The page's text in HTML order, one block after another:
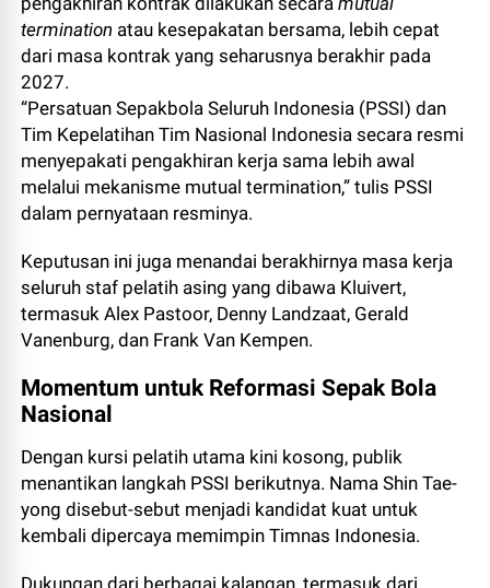
termination atau kesepakatan bersama, lebih cepat
dari masa kontrak yang seharusnya berakhir pada
2027.
“Persatuan Sepakbola Seluruh Indonesia (PSSI) dan
Tim Kepelatihan Tim Nasional Indonesia secara resmi
menyepakati pengakhiran kerja sama lebih awal
melalui mekanisme mutual termination,” tulis PSSI
dalam pernyataan resminya.
Keputusan ini juga menandai berakhirnya masa kerja
seluruh staf pelatih asing yang dibawa Kluivert,
termasuk Alex Pastoor, Denny Landzaat, Gerald
Vanenburg, dan Frank Van Kempen.
Momentum untuk Reformasi Sepak Bola
Nasional
Dengan kursi pelatih utama kini kosong, publik
menantikan langkah PSSI berikutnya. Nama Shin Tae-
yong disebut-sebut menjadi kandidat kuat untuk
kembali dipercaya memimpin Timnas Indonesia.
Dukungan dari berbagai kalangan, termasuk dari